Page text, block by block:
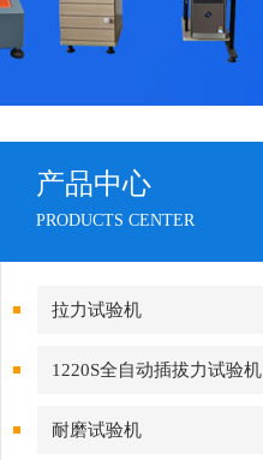
产品中心
PRODUCTS CENTER
拉力试验机
1220S全自动插拔力试验机
耐磨试验机